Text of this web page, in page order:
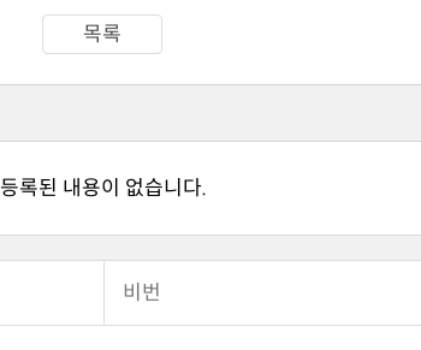
목록
등록된 내용이 없습니다.